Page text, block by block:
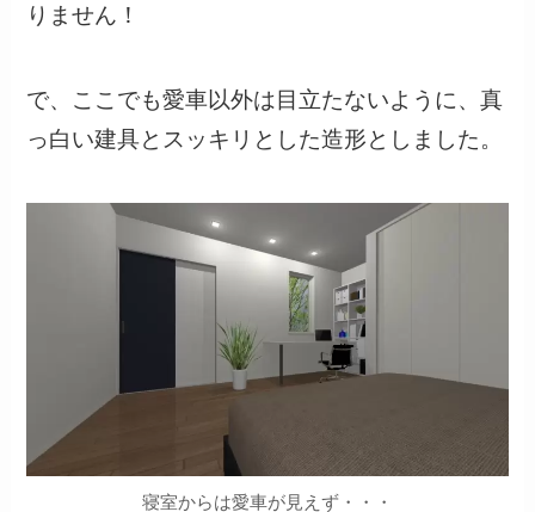
りません！
で、ここでも愛車以外は目立たないように、真
っ白い建具とスッキリとした造形としました。
寝室からは愛車が見えず・・・